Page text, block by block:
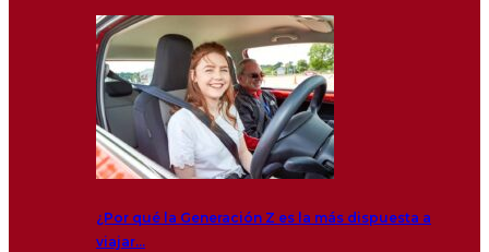
¿Por qué la Generación Z es la más dispuesta a
viajar…